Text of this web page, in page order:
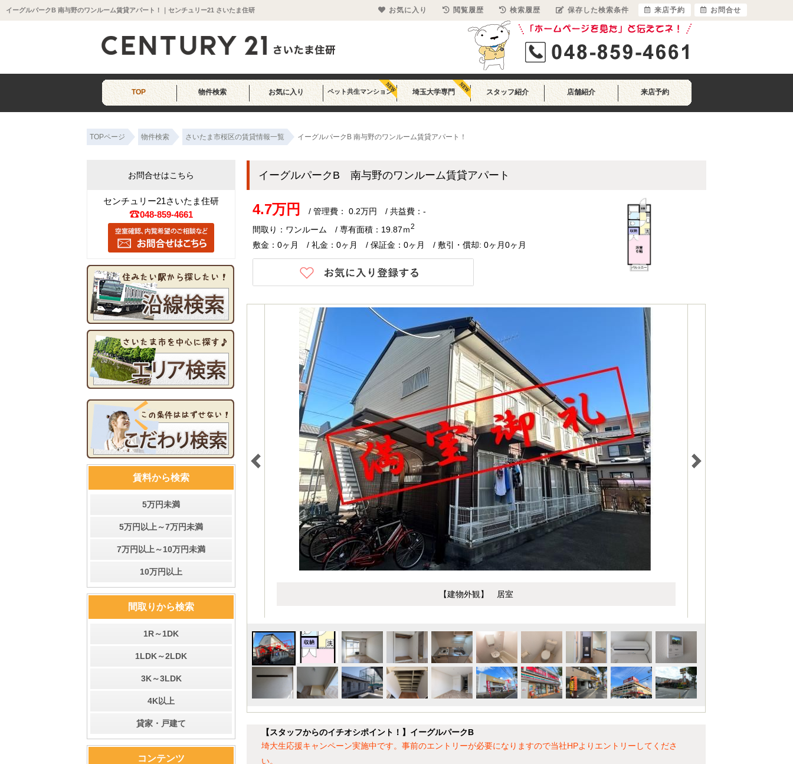
イーグルパークB 南与野のワンルーム賃貸アパート！｜センチュリー21 さいたま住研
TOP 物件検索 お気に入り ペット共生マンション 埼玉大学専門 スタッフ紹介 店舗紹介 来店予約
TOPページ 物件検索 さいたま市桜区の賃貸情報一覧 イーグルパークB 南与野のワンルーム賃貸アパート！
イーグルパークB 南与野のワンルーム賃貸アパート
4.7万円
/ 管理費： 0.2万円 / 共益費：-
間取り：ワンルーム / 専有面積：19.87ｍ2
敷金：0ヶ月 / 礼金：0ヶ月 / 保証金：0ヶ月 / 敷引・償却: 0ヶ月0ヶ月
【建物外観】 居室
【スタッフからのイチオシポイント！】イーグルパークB
埼大生応援キャンペーン実施中です。事前のエントリーが必要になりますので当社HPよりエントリーしてくださ
い。
お問合せはこちら
センチュリー21さいたま住研
048-859-4661
賃料から検索
5万円未満
5万円以上～7万円未満
7万円以上～10万円未満
10万円以上
間取りから検索
1R～1DK
1LDK～2LDK
3K～3LDK
4K以上
貸家・戸建て
コンテンツ
お気に入り 閲覧履歴 検索履歴 保存した検索条件 来店予約 お問合せ